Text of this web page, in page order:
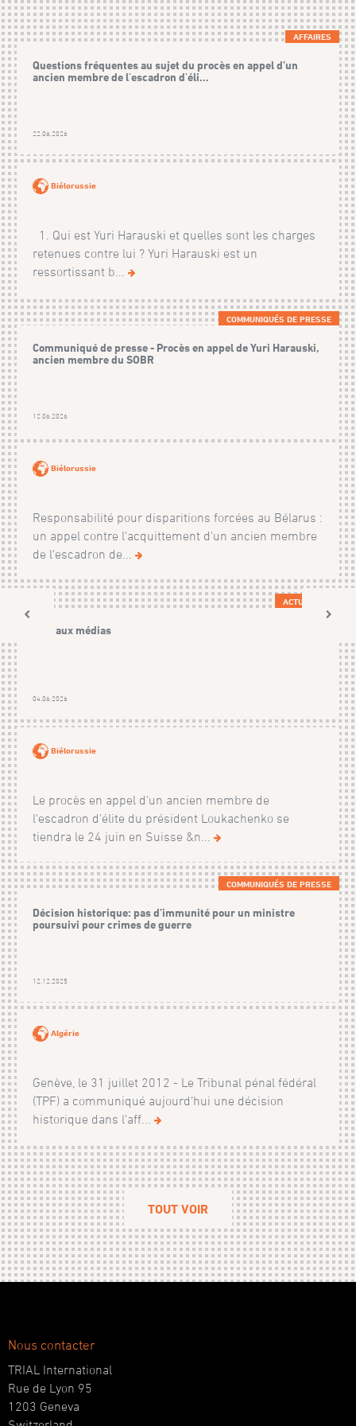
AFFAIRES
Questions fréquentes au sujet du procès en appel d’un
ancien membre de l'escadron d'éli...
22.06.2026
Biélorussie
1. Qui est Yuri Harauski et quelles sont les charges
retenues contre lui ? Yuri Harauski est un
ressortissant b...
COMMUNIQUÉS DE PRESSE
Communiqué de presse - Procès en appel de Yuri Harauski,
ancien membre du SOBR
12.06.2026
Biélorussie
Responsabilité pour disparitions forcées au Bélarus :
un appel contre l'acquittement d'un ancien membre
de l'escadron de...
ACTUALITÉS
Avis aux médias
04.06.2026
Biélorussie
Le procès en appel d'un ancien membre de
l'escadron d'élite du président Loukachenko se
tiendra le 24 juin en Suisse &n...
COMMUNIQUÉS DE PRESSE
Décision historique: pas d’immunité pour un ministre
poursuivi pour crimes de guerre
12.12.2025
Algérie
Genève, le 31 juillet 2012 - Le Tribunal pénal fédéral
(TPF) a communiqué aujourd’hui une décision
historique dans l’aff...
TOUT VOIR
Nous contacter
TRIAL International
Rue de Lyon 95
1203 Geneva